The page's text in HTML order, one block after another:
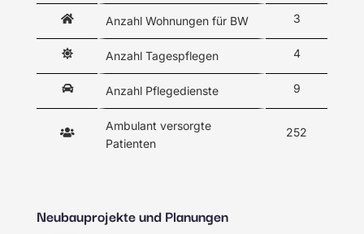
Anzahl Wohnungen für BW 3
Anzahl Tagespflegen 4
Anzahl Pflegedienste 9
Ambulant versorgte
Patienten
252
Neubauprojekte und Planungen